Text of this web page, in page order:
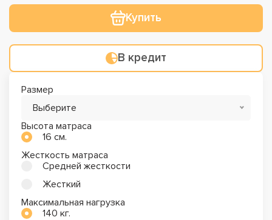
Купить
В кредит
Размер
Выберите
Высота матраса
16 см.
Жесткость матраса
Средней жесткости
Жесткий
Максимальная нагрузка
140 кг.